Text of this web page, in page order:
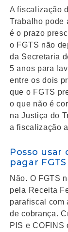
A fiscalização
Trabalho pode
é o prazo
o FGTS não
da Secretaria
5 anos para
entre os dois
que o FGTS
o que não é
na Justiça do
a fiscalização
Posso
pagar
Não. O FGTS
pela Receita
parafiscal com
de cobrança.
PIS e COFINS